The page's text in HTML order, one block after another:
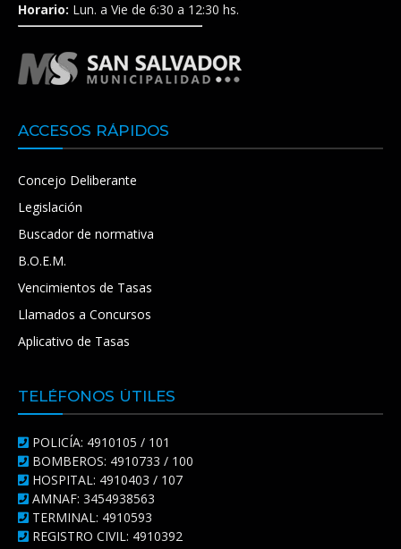
Horario: Lun. a Vie de 6:30 a 12:30 hs.
ACCESOS RÁPIDOS
Concejo Deliberante
Legislación
Buscador de normativa
B.O.E.M.
Vencimientos de Tasas
Llamados a Concursos
Aplicativo de Tasas
TELÉFONOS ÚTILES
POLICÍA: 4910105 / 101
BOMBEROS: 4910733 / 100
HOSPITAL: 4910403 / 107
AMNAF: 3454938563
TERMINAL: 4910593
REGISTRO CIVIL: 4910392